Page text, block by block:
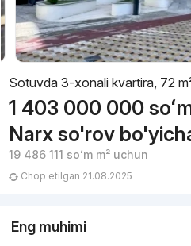
Sotuvda 3-xonali kvartira, 72
1 403 000 000
Narx so'rov
19 486 111 soʻmm² uchun
Chop etilgan 21.08.2025
Eng muhimi